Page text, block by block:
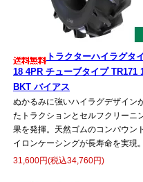
トラクターハイラグタ
18 4PR チューブタイプ TR171
BKT バイアス
ぬかるみに強いハイラグデザイン
たトラクションとセルフクリーニ
果を発揮。天然ゴムのコンパウン
イロンケーシングが長寿命を実現
31,600円(税込34,760円)